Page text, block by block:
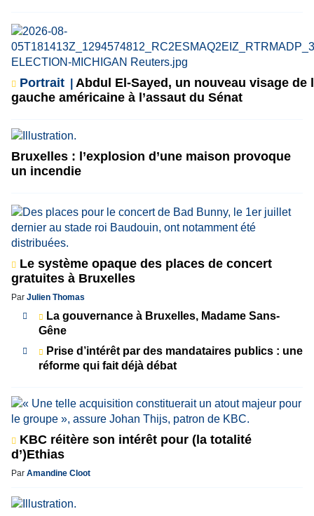
Portrait
Abdul El-Sayed, un nouveau visage de
gauche américaine à l’assaut du Sénat
Bruxelles : l’explosion d’une maison provoque
un incendie
Le système opaque des places de concert
gratuites à Bruxelles
Par Julien Thomas
La gouvernance à Bruxelles, Madame Sans-
Gêne
Prise d’intérêt par des mandataires publics : une
réforme qui fait déjà débat
KBC réitère son intérêt pour (la totalité
d’)Ethias
Par Amandine Cloot